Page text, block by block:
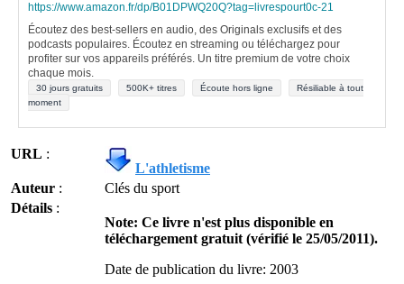
https://www.amazon.fr/dp/B01DPWQ20Q?tag=livrespourt0c-21
Écoutez des best-sellers en audio, des Originals exclusifs et des
podcasts populaires. Écoutez en streaming ou téléchargez pour
profiter sur vos appareils préférés. Un titre premium de votre choix
chaque mois.
30 jours gratuits 500K+ titres Écoute hors ligne
Résiliable à tout
moment
URL :
L'athletisme
Auteur :
Clés du sport
Détails :
Note: Ce livre n'est plus disponible en
téléchargement gratuit (vérifié le 25/05/2011).
Date de publication du livre: 2003